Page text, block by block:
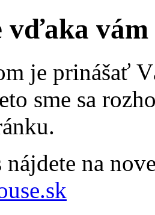
vďaka vám
je prinášať
sme sa
nájdete na